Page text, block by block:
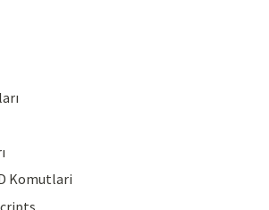
Komutlari